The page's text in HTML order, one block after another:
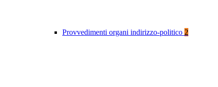
Provvedimenti organi indirizzo-politico 2